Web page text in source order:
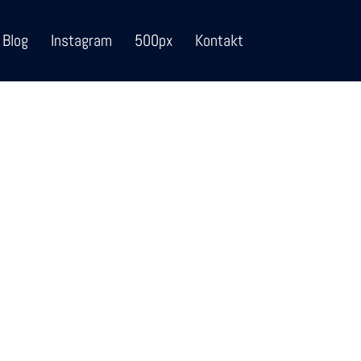
Blog Instagram 500px Kontakt